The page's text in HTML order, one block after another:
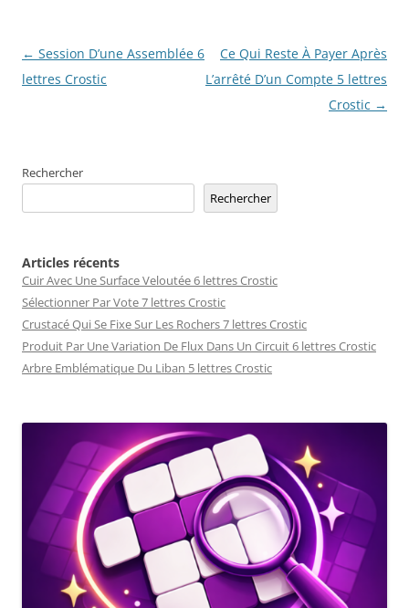
Navigation
des
← Session D’une Assemblée 6
lettres Crostic
Ce Qui Reste À Payer Après
L’arrêté D’un Compte 5 lettres
Crostic →
Rechercher
Rechercher
Articles récents
Cuir Avec Une Surface Veloutée 6 lettres Crostic
Sélectionner Par Vote 7 lettres Crostic
Crustacé Qui Se Fixe Sur Les Rochers 7 lettres Crostic
Produit Par Une Variation De Flux Dans Un Circuit 6 lettres Crostic
Arbre Emblématique Du Liban 5 lettres Crostic